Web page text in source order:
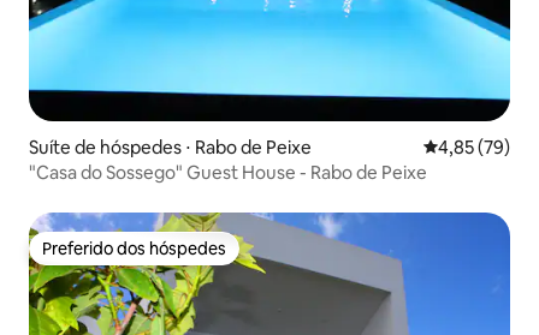
Suíte de hóspedes ⋅ Rabo de Peixe 4,85 de uma
4,85 (79)
"Casa do Sossego" Guest House - Rabo de Peixe
Preferido dos hóspedes
Preferido dos hóspedes